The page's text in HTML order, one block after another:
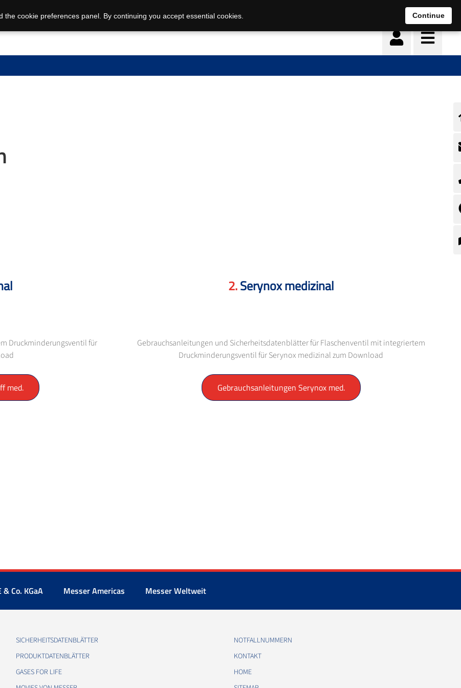
Deutsch français
Druckminderungsventil für
med.
Serynox medizinal
Gebrauchsanleitungen und Sicherheitsdatenblätter für Flaschenventil mit integriertem
Druckminderungsventil für Serynox medizinal zum Download
Gebrauchsanleitungen Serynox med.
Co. KGaA Messer Americas Messer Weltweit
SICHERHEITSDATENBLÄTTER
PRODUKTDATENBLÄTTER
GASES FOR LIFE
NOTFALLNUMMERN
KONTAKT
HOME
the cookie preferences panel. By continuing you accept essential cookies. Continue